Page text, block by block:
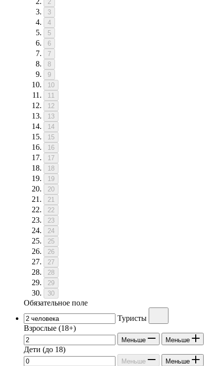
2
3
4
5
6
7
8
9
10
11
12
13
14
15
16
17
18
19
20
21
22
23
24
25
26
27
28
29
30
Обязательное поле
Туристы
Взрослые (18+)
Меньше Меньше
Дети (до 18)
Меньше Меньше